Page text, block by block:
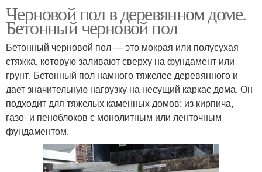
Черновой пол в деревянном доме.
Бетонный черновой пол
Бетонный черновой пол — это мокрая или полусухая
стяжка, которую заливают сверху на фундамент или
грунт. Бетонный пол намного тяжелее деревянного и
дает значительную нагрузку на несущий каркас дома. Он
подходит для тяжелых каменных домов: из кирпича,
газо- и пеноблоков с монолитным или ленточным
фундаментом.